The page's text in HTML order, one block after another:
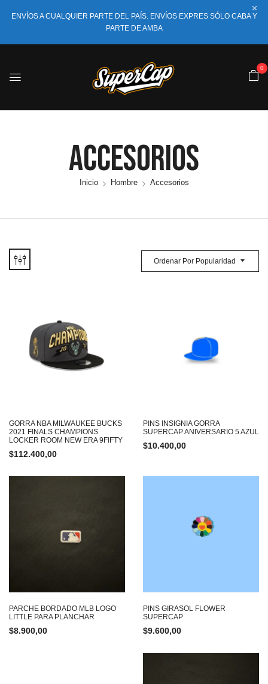
ENVÍOS A CUALQUIER PARTE DEL PAÍS. ENVÍOS EXPRES SÓLO CABA Y
PARTE DE AMBA
0
Accesorios
Inicio Hombre Accesorios
Ordenar Por Popularidad
GORRA NBA MILWAUKEE BUCKS
2021 FINALS CHAMPIONS
LOCKER ROOM NEW ERA 9FIFTY
$112.400,00
PINS INSIGNIA GORRA
SUPERCAP ANIVERSARIO 5 AZUL
$10.400,00
PARCHE BORDADO MLB LOGO
LITTLE PARA PLANCHAR
$8.900,00
PINS GIRASOL FLOWER
SUPERCAP
$9.600,00